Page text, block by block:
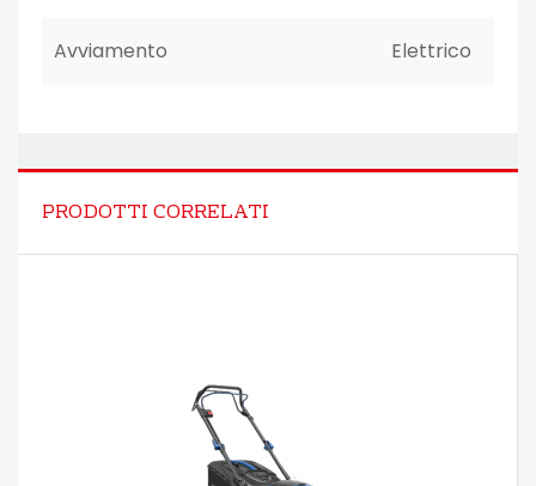
Avviamento Elettrico
PRODOTTI CORRELATI